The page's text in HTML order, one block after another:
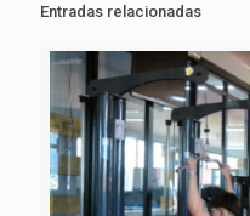
Entradas relacionadas